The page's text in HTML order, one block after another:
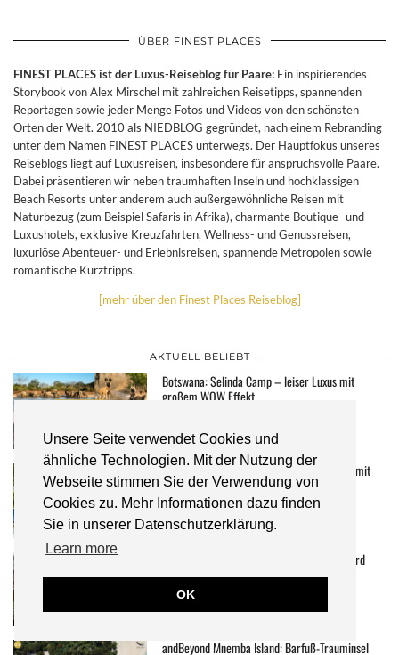
Unsere Seite verwendet Cookies und
ähnliche Technologien. Mit der Nutzung der
Webseite stimmen Sie der Verwendung von
Cookies zu. Mehr Informationen dazu finden
Sie in unserer Datenschutzerklärung.
Learn more
OK
ÜBER FINEST PLACES
FINEST PLACES ist der Luxus-Reiseblog für Paare: Ein inspirierendes
Storybook von Alex Mirschel mit zahlreichen Reisetipps, spannenden
Reportagen sowie jeder Menge Fotos und Videos von den schönsten
Orten der Welt. 2010 als NIEDBLOG gegründet, nach einem Rebranding
unter dem Namen FINEST PLACES unterwegs. Der Hauptfokus unseres
Reiseblogs liegt auf Luxusreisen, insbesondere für anspruchsvolle Paare.
Dabei präsentieren wir neben traumhaften Inseln und hochklassigen
Beach Resorts unter anderem auch außergewöhnliche Reisen mit
Naturbezug (zum Beispiel Safaris in Afrika), charmante Boutique- und
Luxushotels, exklusive Kreuzfahrten, Wellness- und Genussreisen,
luxuriöse Abenteuer- und Erlebnisreisen, spannende Metropolen sowie
romantische Kurztripps.
[mehr über den Finest Places Reiseblog]
AKTUELL BELIEBT
Botswana: Selinda Camp – leiser Luxus mit
großem WOW Effekt
Französisch Polynesien: Südsee-Kreuzfahrt mit
der MS Paul Gauguin
Ulusaba Safari Lodge: Zu Gast bei Sir Richard
Branson
andBeyond Mnemba Island: Barfuß-Trauminsel